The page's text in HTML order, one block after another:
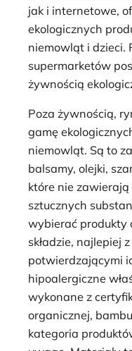
jak i internetowe,
ekologicznych
niemowląt i dzieci.
supermarketów
żywnością
Poza żywnością,
gamę
niemowląt. Są to
balsamy, olejki,
które nie zawierają
sztucznych
wybierać produkty
składzie, najlepiej
potwierdzającymi
hipoalergiczne
wykonane z
organicznej,
kategoria